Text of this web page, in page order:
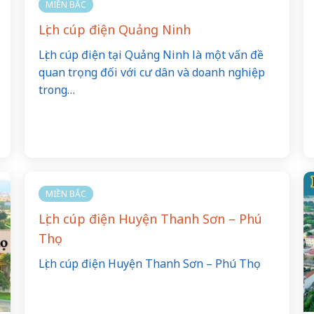
MIỀN BẮC
Lịch cúp điện Quảng Ninh
Lịch cúp điện tại Quảng Ninh là một vấn đề
quan trọng đối với cư dân và doanh nghiệp
trong…
MIỀN BẮC
Lịch cúp điện Huyện Thanh Sơn – Phú
Thọ
Lịch cúp điện Huyện Thanh Sơn – Phú Thọ